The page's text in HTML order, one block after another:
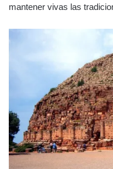
mantener vivas las